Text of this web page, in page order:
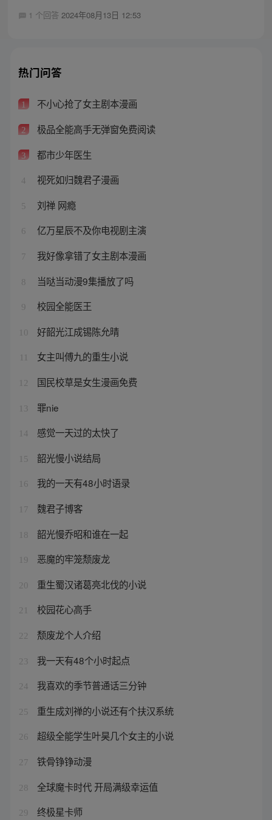
1 个回答 2024年08月13日 12:53
热门问答
1 不小心抢了女主剧本漫画
2 极品全能高手无弹窗免费阅读
3 都市少年医生
4 视死如归魏君子漫画
5 刘禅 网瘾
6 亿万星辰不及你电视剧主演
7 我好像拿错了女主剧本漫画
8 当哒当动漫9集播放了吗
9 校园全能医王
10 好韶光江成锡陈允晴
女主叫傅九的重生小说
12 国民校草是女生漫画免费
13 罪nie
14 感觉一天过的太快了
15 韶光慢小说结局
16 我的一天有48小时语录
17 魏君子博客
18 韶光慢乔昭和谁在一起
19 恶魔的牢笼颓废龙
20 重生蜀汉诸葛亮北伐的小说
21 校园花心高手
22 颓废龙个人介绍
23 我一天有48个小时起点
24 我喜欢的季节普通话三分钟
25 重生成刘禅的小说还有个扶汉系统
26 超级全能学生叶昊几个女主的小说
27 铁骨铮铮动漫
28 全球魔卡时代 开局满级幸运值
29 终极星卡师